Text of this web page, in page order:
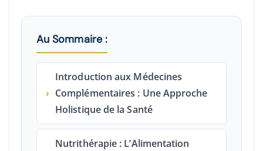
Au Sommaire :
›
Introduction aux Médecines
Complémentaires : Une Approche
Holistique de la Santé
Nutrithérapie : L’Alimentation